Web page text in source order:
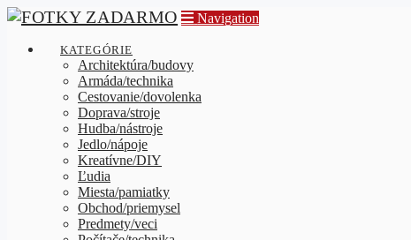
Navigation
KATEGÓRIE
Architektúra/budovy
Armáda/technika
Cestovanie/dovolenka
Doprava/stroje
Hudba/nástroje
Jedlo/nápoje
Kreatívne/DIY
Ľudia
Miesta/pamiatky
Obchod/priemysel
Predmety/veci